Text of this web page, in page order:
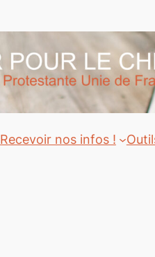
Recevoir nos infos !